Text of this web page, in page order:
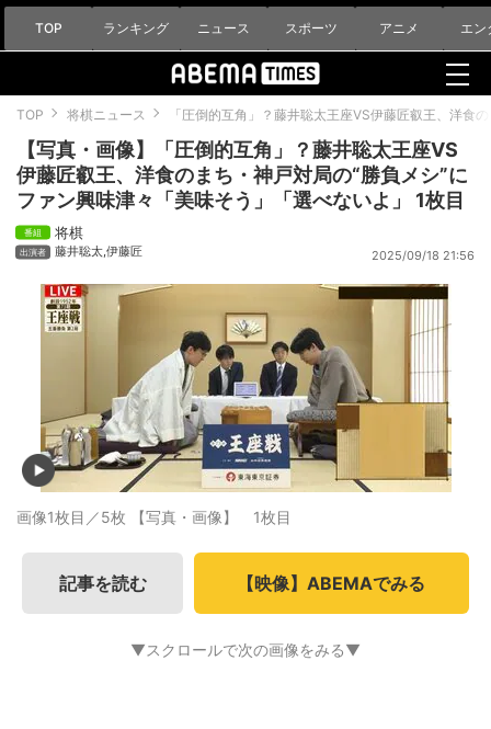
TOP ランキング ニュース スポーツ アニメ エン
TOP 将棋ニュース 「圧倒的互角」？藤井聡太王座VS伊藤匠叡王、洋食
【写真・画像】「圧倒的互角」？藤井聡太王座VS
伊藤匠叡王、洋食のまち・神戸対局の“勝負メシ”に
ファン興味津々「美味そう」「選べないよ」 1枚目
将棋
藤井聡太,伊藤匠 2025/09/18 21:56
画像1枚目／5枚 【写真・画像】 1枚目
記事を読む 【映像】ABEMAでみる
▼スクロールで次の画像をみる▼